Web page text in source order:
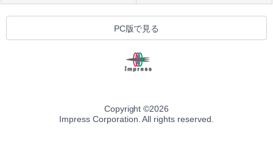
PC版で見る
Copyright ©2026
Impress Corporation. All rights reserved.